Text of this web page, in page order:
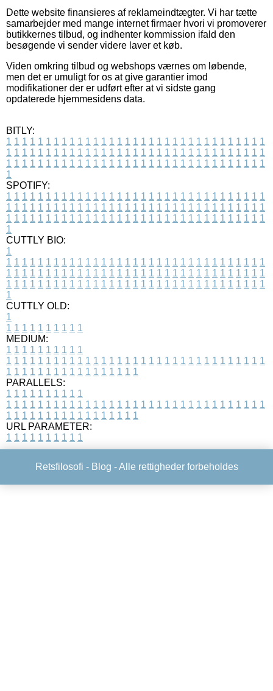
Dette website finansieres af reklameindtægter. Vi har tætte
samarbejder med mange internet firmaer hvori vi promoverer
butikkernes tilbud, og indhenter kommission ifald den
besøgende vi sender videre laver et køb.
Viden omkring tilbud og webshops værnes om løbende,
men det er umuligt for os at give garantier imod
modifikationer der er udført efter at vi sidste gang
opdaterede hjemmesidens data.
BITLY:
1 1 1 1 1 1 1 1 1 1 1 1 1 1 1 1 1 1 1 1 1 1 1 1 1 1 1 1 1 1 1 1 1
1 1 1 1 1 1 1 1 1 1 1 1 1 1 1 1 1 1 1 1 1 1 1 1 1 1 1 1 1 1 1 1 1
1 1 1 1 1 1 1 1 1 1 1 1 1 1 1 1 1 1 1 1 1 1 1 1 1 1 1 1 1 1 1 1 1
1
SPOTIFY:
1 1 1 1 1 1 1 1 1 1 1 1 1 1 1 1 1 1 1 1 1 1 1 1 1 1 1 1 1 1 1 1 1
1 1 1 1 1 1 1 1 1 1 1 1 1 1 1 1 1 1 1 1 1 1 1 1 1 1 1 1 1 1 1 1 1
1 1 1 1 1 1 1 1 1 1 1 1 1 1 1 1 1 1 1 1 1 1 1 1 1 1 1 1 1 1 1 1 1
1
CUTTLY BIO:
1
1 1 1 1 1 1 1 1 1 1 1 1 1 1 1 1 1 1 1 1 1 1 1 1 1 1 1 1 1 1 1 1 1
1 1 1 1 1 1 1 1 1 1 1 1 1 1 1 1 1 1 1 1 1 1 1 1 1 1 1 1 1 1 1 1 1
1 1 1 1 1 1 1 1 1 1 1 1 1 1 1 1 1 1 1 1 1 1 1 1 1 1 1 1 1 1 1 1 1
1
CUTTLY OLD:
1
1 1 1 1 1 1 1 1 1 1
MEDIUM:
1 1 1 1 1 1 1 1 1 1
1 1 1 1 1 1 1 1 1 1 1 1 1 1 1 1 1 1 1 1 1 1 1 1 1 1 1 1 1 1 1 1 1
1 1 1 1 1 1 1 1 1 1 1 1 1 1 1 1 1
PARALLELS:
1 1 1 1 1 1 1 1 1 1
1 1 1 1 1 1 1 1 1 1 1 1 1 1 1 1 1 1 1 1 1 1 1 1 1 1 1 1 1 1 1 1 1
1 1 1 1 1 1 1 1 1 1 1 1 1 1 1 1 1
URL PARAMETER:
1 1 1 1 1 1 1 1 1 1
Retsfilosofi - Blog - Alle rettigheder forbeholdes